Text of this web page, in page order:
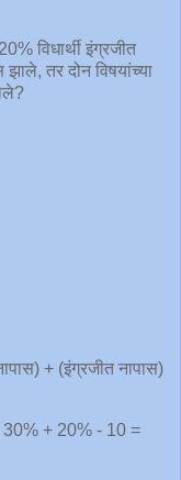
विधार्थी इंग्रजीत
झाले, तर दोन विषयांच्या
+ (इंग्रजीत नापास)
30% + 20% - 10 =